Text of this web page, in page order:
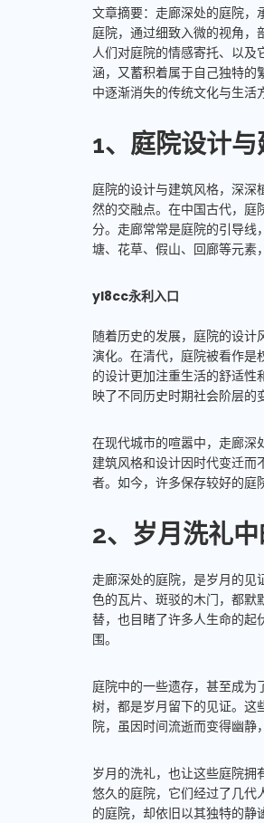
文章摘要：走廊深处的庭院，
庭院，通过细致入微的视角，
人们对庭院的情感寄托、以及
涵，又蓄积着属于自己独特的
中逐渐消失的传统文化与生活
1、庭院设计
庭院的设计与建筑风格，深深
然的交融点。在中国古代，庭
分。走廊常常是庭院的引导线
塘、花草、假山、回廊等元素
yl8cc永利入口
随着历史的发展，庭院的设计
演化。在清代，庭院被看作是
的设计更加注重生活的舒适
映了不同历史时期社会阶层的
在现代城市的喧嚣中，走廊深
建筑风格和设计因时代变迁
者。如今，许多保存较好的庭
2、岁月洗礼
走廊深处的庭院，是岁月的见
色的瓦片、斑驳的木门，都默
替，也目睹了许多人生命的起
围。
庭院中的一些遗存，甚至成为
树，都是岁月留下的见证。这
院，虽因时间流逝而变得幽静
岁月的洗礼，也让这些庭院
悠久的庭院，它们经过了几代
的庭院，却依旧以其独特的静